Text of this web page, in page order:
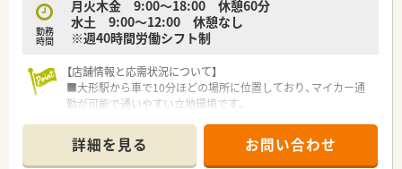
ントの奨励金が出る持株会がございます。
■会社指示での転居を伴う異動の際には、家賃の8割を負担する
借上社宅制度を利用できます。
勤務
時間
月火木金 9:00～18:00 休憩60分
水土 9:00～12:00 休憩なし
※週40時間労働シフト制
【店舗情報と応需状況について】
■大形駅から車で10分ほどの場所に位置しており、マイカー通
勤が可能で通いやすい立地環境です。
枚応需している整形外科メインの店舗です。
■現在は常勤の薬剤師が1名在籍しており、一人ひとりの患者様
詳細を見る お問い合わせ